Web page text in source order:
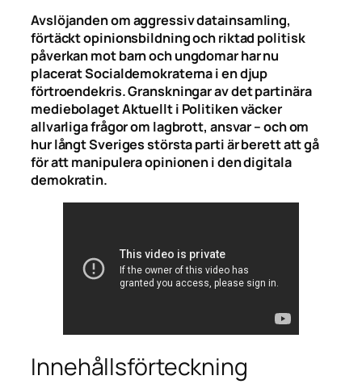
Avslöjanden om aggressiv datainsamling,
förtäckt opinionsbildning och riktad politisk
påverkan mot barn och ungdomar har nu
placerat Socialdemokraterna i en djup
förtroendekris. Granskningar av det partinära
mediebolaget Aktuellt i Politiken väcker
allvarliga frågor om lagbrott, ansvar – och om
hur långt Sveriges största parti är berett att gå
för att manipulera opinionen i den digitala
demokratin.
Innehållsförteckning